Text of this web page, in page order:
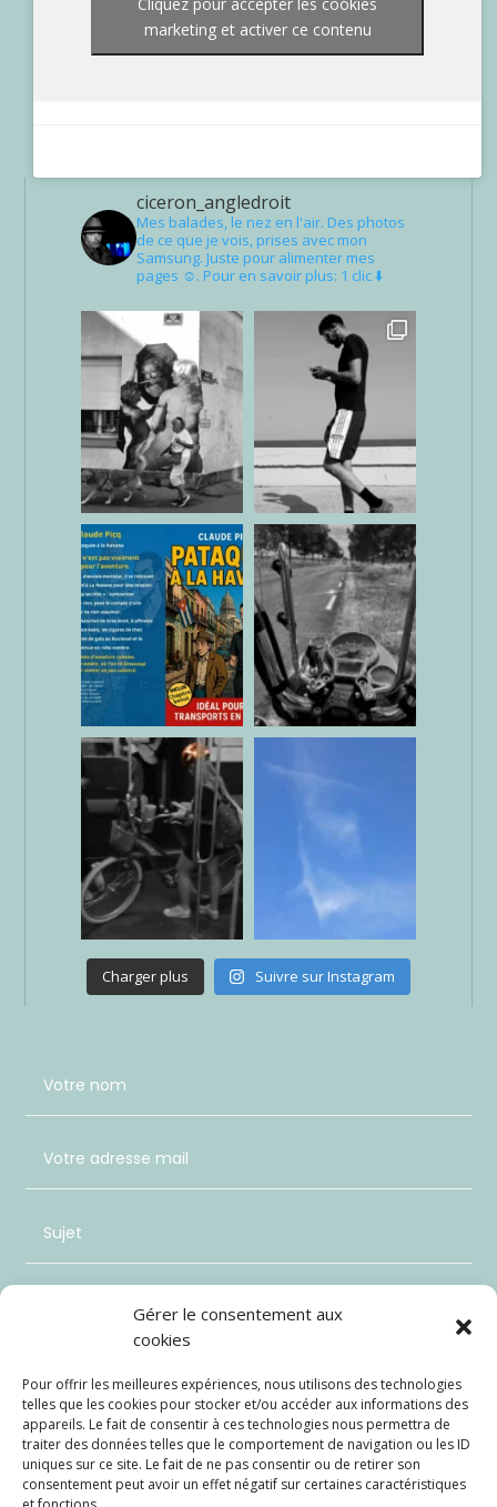
Gérer le consentement aux
cookies
Pour offrir les meilleures expériences, nous utilisons des technologies
telles que les cookies pour stocker et/ou accéder aux informations des
appareils. Le fait de consentir à ces technologies nous permettra de
traiter des données telles que le comportement de navigation ou les ID
uniques sur ce site. Le fait de ne pas consentir ou de retirer son
consentement peut avoir un effet négatif sur certaines caractéristiques
marketing et activer ce contenu
ciceron_angledroit
Mes balades, le nez en l'air. Des photos
de ce que je vois, prises avec mon
Samsung. Juste pour alimenter mes
pages ☺. Pour en savoir plus: 1 clic ⬇️
Charger plus Suivre sur Instagram